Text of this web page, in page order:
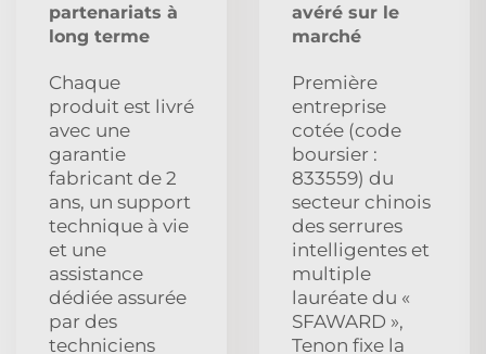
partenariats à
long terme
Chaque
produit est livré
avec une
garantie
fabricant de 2
ans, un support
technique à vie
et une
assistance
dédiée assurée
par des
techniciens
avéré sur le
marché
Première
entreprise
cotée (code
boursier :
833559) du
secteur chinois
des serrures
intelligentes et
multiple
lauréate du «
SFAWARD »,
Tenon fixe la